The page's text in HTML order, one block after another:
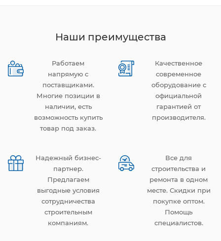
Наши преимущества
Работаем
напрямую с
поставщиками.
Многие позиции в
наличии, есть
возможность купить
товар под заказ.
Качественное
современное
оборудование с
официальной
гарантией от
производителя.
Надежный бизнес-
партнер.
Предлагаем
выгодные условия
сотрудничества
строительным
компаниям.
Все для
строительства и
ремонта в одном
месте. Скидки при
покупке оптом.
Помощь
специалистов.